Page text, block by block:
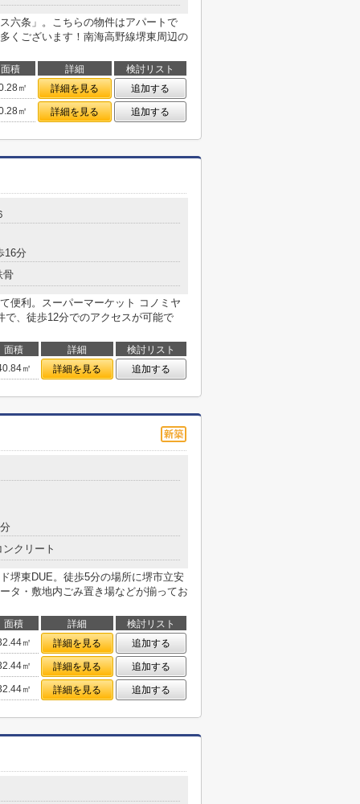
六条」。こちらの物件はアパートで
くございます！南海高野線堺東周辺の
面積 詳細
検討リスト
㎡
詳細を見る
追加する
㎡
詳細を見る 追加する
16分
骨
便利。スーパーマーケット コノミヤ
、徒歩12分でのアクセスが可能で
面積 詳細
検討リスト
㎡
詳細を見る 追加する
クリート
堺東DUE。徒歩5分の場所に堺市立安
タ・敷地内ごみ置き場などが揃ってお
面積 詳細
検討リスト
㎡
詳細を見る
追加する
㎡
詳細を見る
追加する
㎡
詳細を見る 追加する